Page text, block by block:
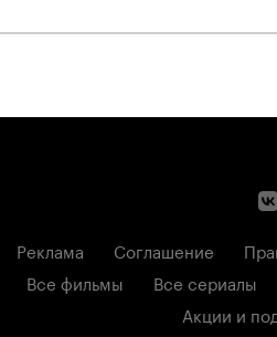
Реклама Соглашение
Все фильмы
Все сериалы
Акции и